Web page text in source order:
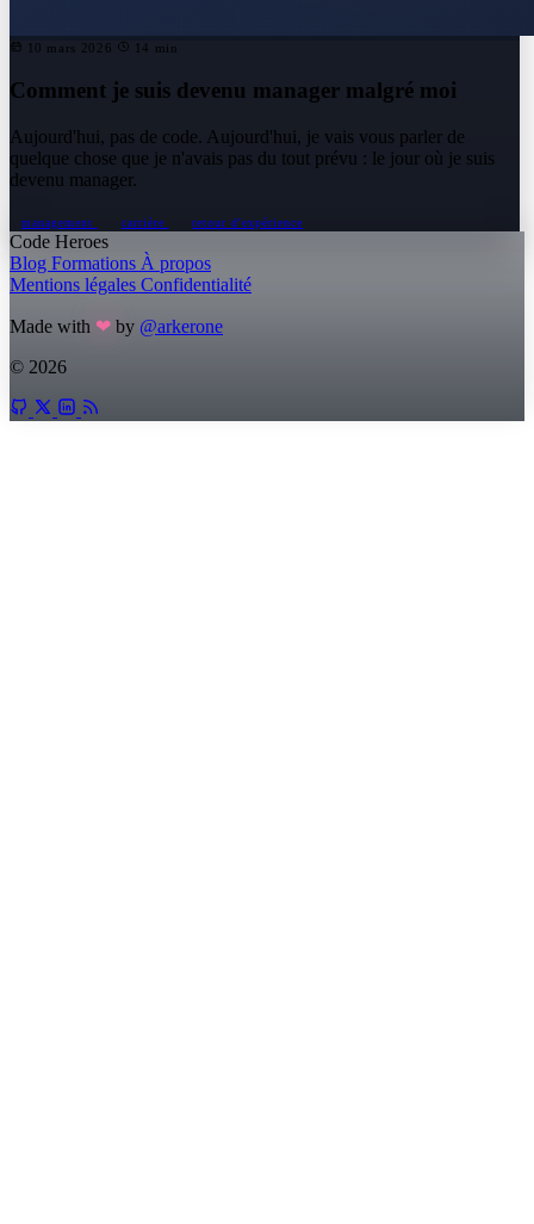
10 mars 2026 14 min
Comment je suis devenu manager malgré moi
Aujourd'hui, pas de code. Aujourd'hui, je vais vous parler de
quelque chose que je n'avais pas du tout prévu : le jour où je suis
devenu manager.
management carrière retour d'expérience
Code Heroes
Blog Formations À propos
Mentions légales Confidentialité
Made with ❤ by @arkerone
© 2026